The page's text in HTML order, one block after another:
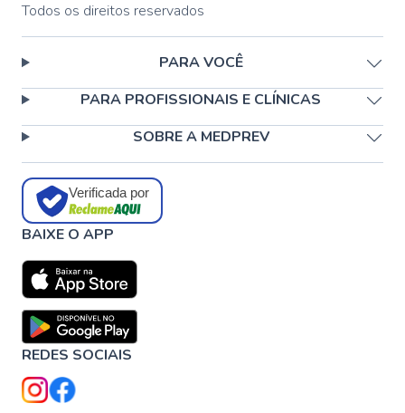
Todos os direitos reservados
PARA VOCÊ
PARA PROFISSIONAIS E CLÍNICAS
SOBRE A MEDPREV
Verificada por
BAIXE O APP
REDES SOCIAIS